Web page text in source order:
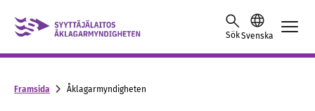
Skip to content -saavutettavuusohje
SökSvenska
Framsida Åklagarmyndigheten